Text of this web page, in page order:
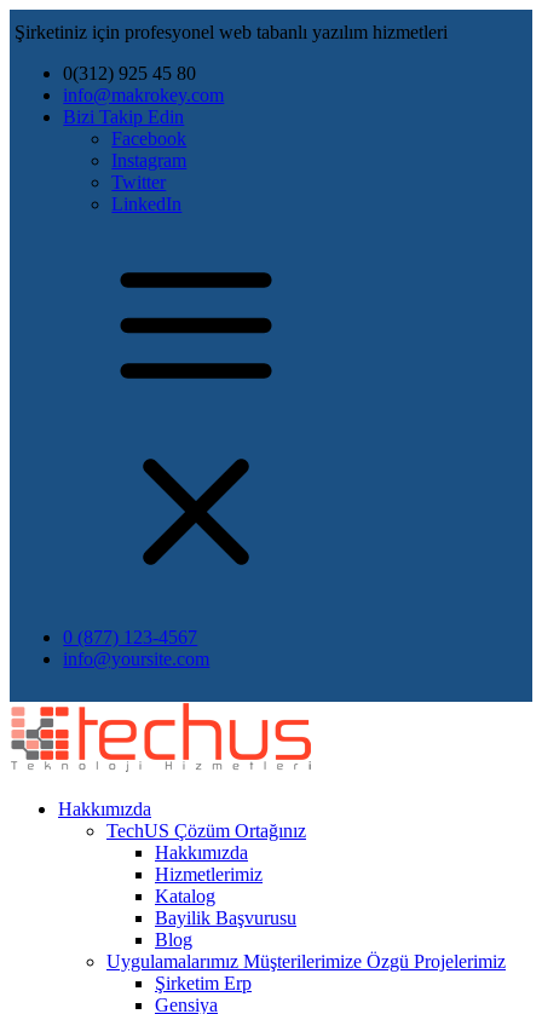
Şirketiniz için profesyonel web tabanlı yazılım hizmetleri
0(312) 925 45 80
info@makrokey.com
Bizi Takip Edin
Facebook
Instagram
Twitter
LinkedIn
0 (877) 123-4567
info@yoursite.com
Hakkımızda
TechUS Çözüm Ortağınız
Hakkımızda
Hizmetlerimiz
Katalog
Bayilik Başvurusu
Blog
Uygulamalarımız Müşterilerimize Özgü Projelerimiz
Şirketim Erp
Gensiya